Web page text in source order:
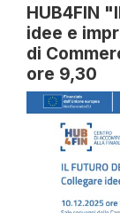
HUB4FIN
idee e
di
ore 9,30